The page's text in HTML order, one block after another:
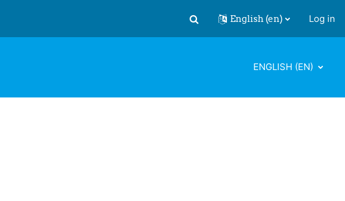
Toggle search input
English ‎(en)‎ Log in
ENGLISH ‎(EN)‎